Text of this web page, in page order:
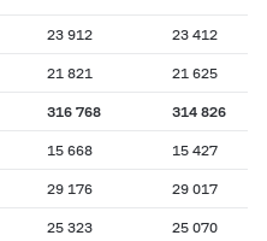
23 912 23 412
21 821 21 625
316 768 314 826
15 668 15 427
29 176 29 017
25 323 25 070